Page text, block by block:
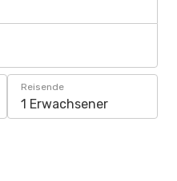
Reisende
1 Erwachsener